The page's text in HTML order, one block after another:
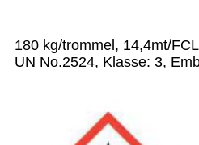
180 kg/trommel, 14,4mt/FCL
UN No.2524, Klasse: 3,